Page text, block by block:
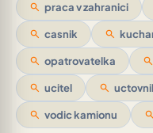
search praca v zahranici
search casnik search
search opatrovatelka search
search ucitel search
search vodic kamionu search